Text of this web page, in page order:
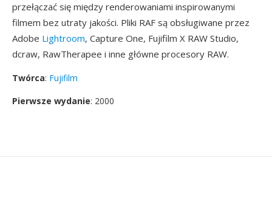
przełączać się między renderowaniami inspirowanymi
filmem bez utraty jakości. Pliki RAF są obsługiwane przez
Adobe Lightroom, Capture One, Fujifilm X RAW Studio,
dcraw, RawTherapee i inne główne procesory RAW.
Twórca: Fujifilm
Pierwsze wydanie: 2000